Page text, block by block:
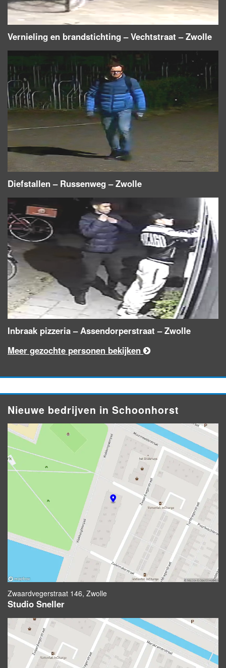
Vernieling en brandstichting – Vechtstraat – Zwolle
Diefstallen – Russenweg – Zwolle
Inbraak pizzeria – Assendorperstraat – Zwolle
Meer gezochte personen bekijken
Nieuwe bedrijven in Schoonhorst
Zwaardvegerstraat 146, Zwolle
Studio Sneller